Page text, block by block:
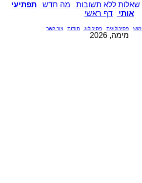
שאלות ללא תשובות מה חדש
תפתיעי
אותי
דף ראשי
פסיכולוגית פסיכולוג תודות צור קשר
מימה, 2026